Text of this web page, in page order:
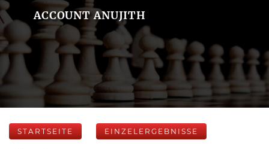
ACCOUNT ANUJITH
STARTSEITE EINZELERGEBNISSE